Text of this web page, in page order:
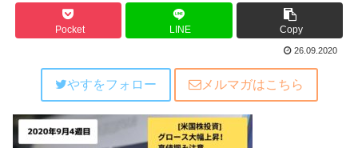
Pocket LINE Copy
26.09.2020
やすをフォロー メルマガはこちら